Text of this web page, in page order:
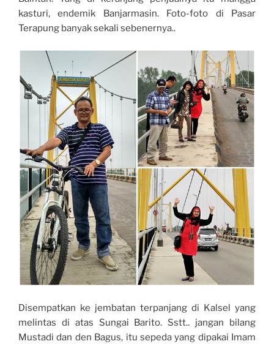
kasturi, endemik Banjarmasin. Foto-foto di Pasar
Terapung banyak sekali sebenernya..
Disempatkan ke jembatan terpanjang di Kalsel yang
melintas di atas Sungai Barito. Sstt.. jangan bilang
Mustadi dan den Bagus, itu sepeda yang dipakai Imam